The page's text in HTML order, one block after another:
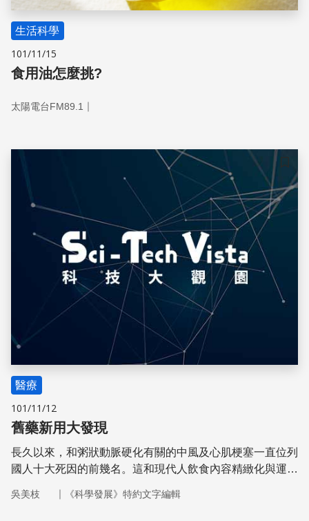
生活科學
101/11/15
食用油怎麼挑?
太陽電台FM89.1 ｜
儲存
醫療
101/11/12
舊藥新用大發現
長久以來，和粥狀動脈硬化有關的中風及心肌梗塞一直位列
國人十大死因的前幾名。這和現代人飲食內容精緻化與運動
吳美枝 ｜ 《科學發展》特約文字編輯